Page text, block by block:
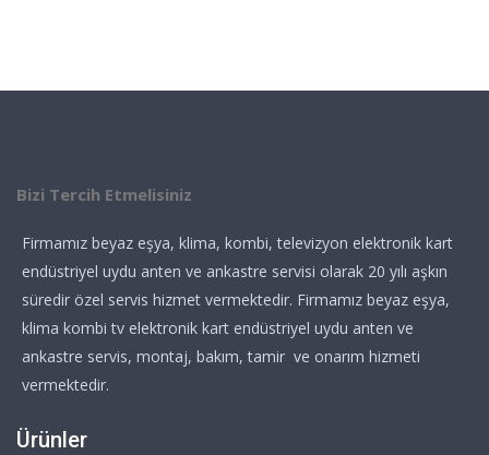
Bizi Tercih Etmelisiniz
Firmamız beyaz eşya, klima, kombi, televizyon elektronik kart
endüstriyel uydu anten ve ankastre servisi olarak 20 yılı aşkın
süredir özel servis hizmet vermektedir. Firmamız beyaz eşya,
klima kombi tv elektronik kart endüstriyel uydu anten ve
ankastre servis, montaj, bakım, tamir ve onarım hizmeti
vermektedir.
Ürünler